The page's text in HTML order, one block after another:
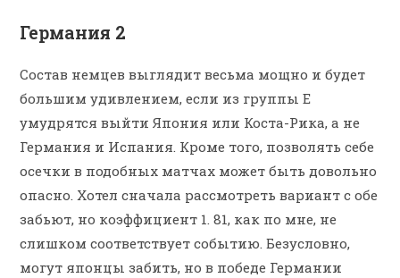
Германия 2
Состав немцев выглядит весьма мощно и будет
большим удивлением, если из группы Е
умудрятся выйти Япония или Коста-Рика, а не
Германия и Испания. Кроме того, позволять себе
осечки в подобных матчах может быть довольно
опасно. Хотел сначала рассмотреть вариант с обе
забьют, но коэффициент 1. 81, как по мне, не
слишком соответствует событию. Безусловно,
могут японцы забить, но в победе Германии